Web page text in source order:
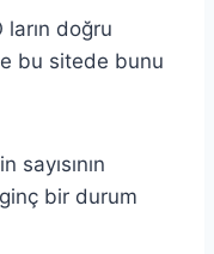
doğru
bu sitede bunu
sayısının
bir durum